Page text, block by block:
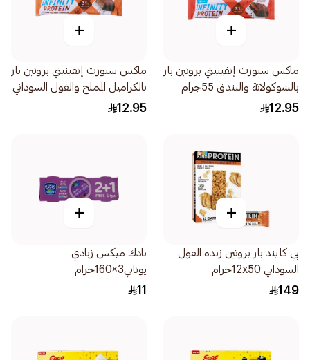
+
ماكس سبورت إنفينيتي بروتين بار
بالشوكولاتة والبندق 55جرام
12.95
+
ماكس سبورت إنفينيتي بروتين بار
بالكراميل المملح والفول السوداني
55جرام
12.95
+
بي كايند بار بروتين زبدة الفول
السوداني 12x50جرام
149
+
نادك ميكس زبادي
يوناني3×160جرام
11